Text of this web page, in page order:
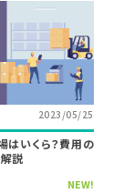
2023/05/25
はいくら？費用の
説
NEW!